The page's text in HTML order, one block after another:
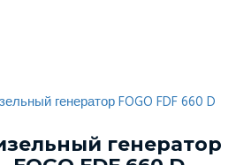
генератор